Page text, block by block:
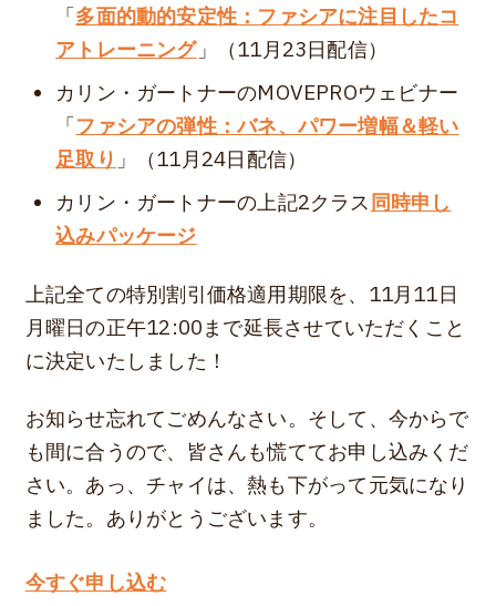
「多面的動的安定性：ファシアに注目したコ
アトレーニング」（11月23日配信）
カリン・ガートナーのMOVEPROウェビナー
「ファシアの弾性：バネ、パワー増幅＆軽い
足取り」（11月24日配信）
カリン・ガートナーの上記2クラス同時申し
込みパッケージ
上記全ての特別割引価格適用期限を、11月11日
月曜日の正午12:00まで延長させていただくこと
に決定いたしました！
お知らせ忘れてごめんなさい。そして、今からで
も間に合うので、皆さんも慌ててお申し込みくだ
さい。あっ、チャイは、熱も下がって元気になり
ました。ありがとうございます。
今すぐ申し込む